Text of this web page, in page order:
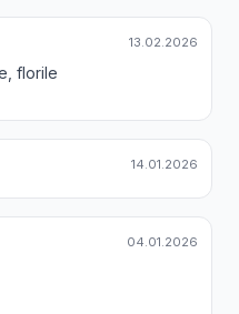
13.02.2026
florile
14.01.2026
04.01.2026